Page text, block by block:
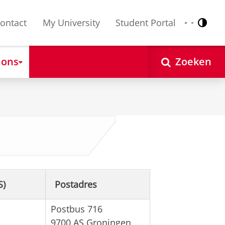
My University Student Portal Nederlands
English
Zoeken
Postadres
Postbus 716